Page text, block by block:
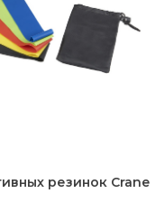
резинок Crane